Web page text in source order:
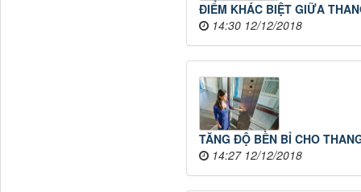
ĐIỂM KHÁC BIỆT GIỮA
14:30 12/12/2018
TĂNG ĐỘ BỀN BỈ CHO
14:27 12/12/2018